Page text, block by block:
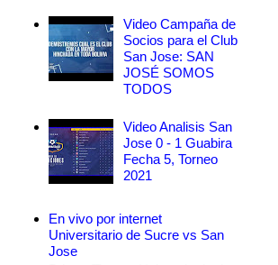
Video Campaña de
Socios para el Club
San Jose: SAN
JOSÉ SOMOS
TODOS
Video Analisis San
Jose 0 - 1 Guabira
Fecha 5, Torneo
2021
En vivo por internet
Universitario de Sucre vs San
Jose